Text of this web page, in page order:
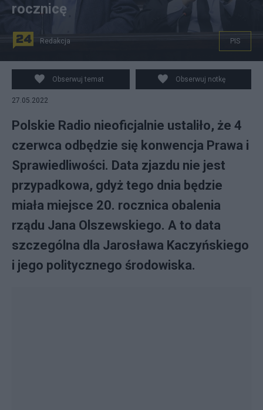
Konwencja PiS zaplanowana na 4 czerwca. Fot. PAP
rocznicę
Redakcja PIS
Obserwuj temat Obserwuj notkę
27.05.2022
Polskie Radio nieoficjalnie ustaliło, że 4
czerwca odbędzie się konwencja Prawa i
Sprawiedliwości. Data zjazdu nie jest
przypadkowa, gdyż tego dnia będzie
miała miejsce 20. rocznica obalenia
rządu Jana Olszewskiego. A to data
szczególna dla Jarosława Kaczyńskiego
i jego politycznego środowiska.